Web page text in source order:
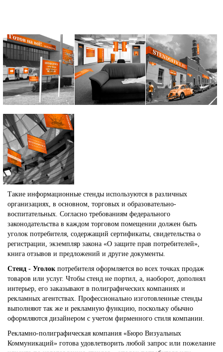
Такие информационные стенды используются в различных
организациях, в основном, торговых и образовательно-
воспитательных. Согласно требованиям федерального
законодательства в каждом торговом помещении должен быть
уголок потребителя, содержащий сертификаты, свидетельства о
регистрации, экземпляр закона «О защите прав потребителей»,
книга отзывов и предложений и другие документы.
Стенд - Уголок потребителя оформляется во всех точках продаж
товаров или услуг. Чтобы стенд не портил, а, наоборот, дополнял
интерьер, его заказывают в полиграфических компаниях и
рекламных агентствах. Профессионально изготовленные стенды
выполняют так же и рекламную функцию, поскольку обычно
оформляются дизайнером с учетом фирменного стиля компании.
Рекламно-полиграфическая компания «Бюро Визуальных
Коммуникаций» готова удовлетворить любой запрос или пожелание